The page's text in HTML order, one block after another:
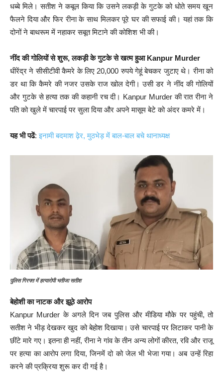
धब्बे मिले। सतीश ने कबूल किया कि उसने लकड़ी के गुटके को धोते समय खून
फैलने दिया और फिर रीना के साथ मिलकर पूरे घर की सफाई की। यहां तक कि
दोनों ने बाथरूम में नहाकर सबूत मिटाने की कोशिश भी की।
नींद की गोलियों से शुरू, लकड़ी के गुटके से खत्म हुआ Kanpur Murder
धीरेंद्र ने सीसीटीवी कैमरे के लिए 20,000 रुपये गेहूं बेचकर जुटाए थे। रीना को
डर था कि कैमरे की नजर उसके राज खोल देगी। उसी डर ने नींद की गोलियों
और गुटके से हत्या तक की कहानी रच दी। Kanpur Murder की रात रीना ने
पति को खुले में चारपाई पर सुला दिया और अपने मासूम बेटे को अंदर कमरे में।
यह भी पढें:इनामी बदमाश ढ़ेर, मुठभेड़ में बाल-बाल बचे थानाध्यक्ष
पुलिस गिरफ्त में हत्यारोपी भतीजा सतीश
बेहोशी का नाटक और झूठे आरोप
Kanpur Murder के अगले दिन जब पुलिस और मीडिया मौके पर पहुंची, तो
सतीश ने भीड़ देखकर खुद को बेहोश दिखाया। उसे चारपाई पर लिटाकर पानी के
छींटे मारे गए। इतना ही नहीं, रीना ने गांव के तीन अन्य लोगों कीरत, रवि और राजू
पर हत्या का आरोप लगा दिया, जिनमें दो को जेल भी भेजा गया। अब उन्हें रिहा
करने की प्रक्रिया शुरू कर दी गई है।